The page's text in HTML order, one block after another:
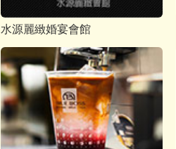
水源麗緻婚宴會館